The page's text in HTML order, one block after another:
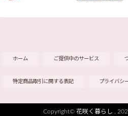
ホーム ご提供中のサービス
特定商品取引に関する表記 プライバシ
Copyright© 花咲く暮らし ,